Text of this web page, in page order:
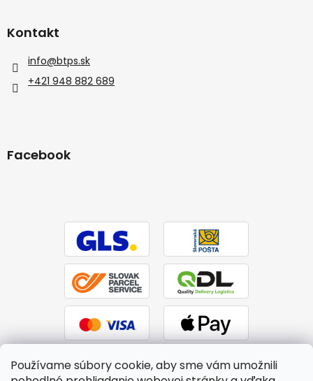
Používame súbory cookie, aby sme vám umožnili
Kontakt
info@btps.sk
+421 948 882 689
Facebook